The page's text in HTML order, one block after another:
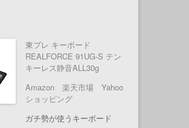
東プレ キーボード
REALFORCE 91UG-S テン
キーレス静音ALL30g
Amazon
楽天市場
Yahoo
ショッピング
ガチ勢が使うキーボード